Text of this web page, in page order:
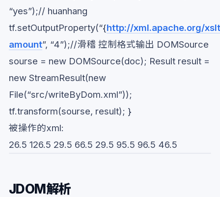
“yes”);// huanhang
tf.setOutputProperty(“{http://xml.apache.org/
amount”, “4”);//滑稽 控制格式输出 DOMSource
sourse = new DOMSource(doc); Result result =
new StreamResult(new
File(“src/writeByDom.xml”));
tf.transform(sourse, result); }
被操作的xml:
26.5 126.5 29.5 66.5 29.5 95.5 96.5 46.5
JDOM解析